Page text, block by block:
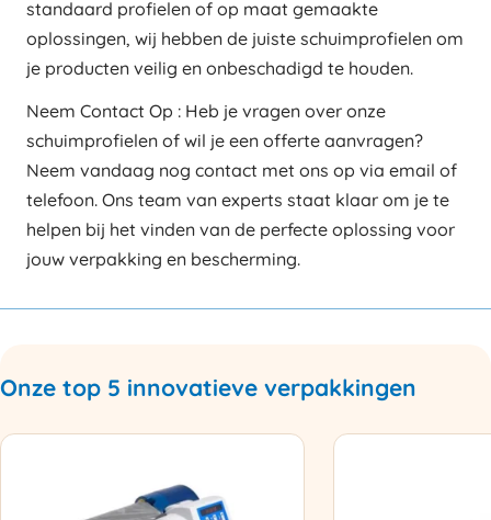
standaard profielen of op maat gemaakte
oplossingen, wij hebben de juiste schuimprofielen om
je producten veilig en onbeschadigd te houden.
Neem Contact Op : Heb je vragen over onze
schuimprofielen of wil je een offerte aanvragen?
Neem vandaag nog contact met ons op via email of
telefoon. Ons team van experts staat klaar om je te
helpen bij het vinden van de perfecte oplossing voor
jouw verpakking en bescherming.
Onze top 5 innovatieve verpakkingen